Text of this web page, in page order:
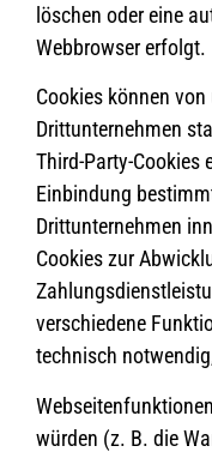
löschen oder eine
Webbrowser erfolgt.
Cookies können
Drittunternehmen
Third-Party-Cookies
Einbindung
Drittunternehmen
Cookies zur
verschiedene
technisch
würden (z. B. die